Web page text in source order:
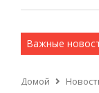
Важные
и армейские
Домой